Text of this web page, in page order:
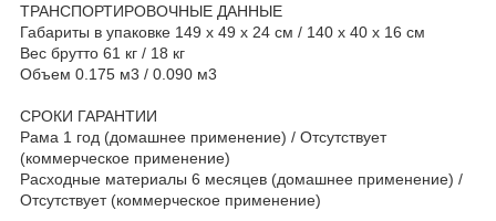
ТРАНСПОРТИРОВОЧНЫЕ ДАННЫЕ
Габариты в упаковке 149 х 49 х 24 см / 140 х 40 х 16 см
Вес брутто 61 кг / 18 кг
Объем 0.175 м3 / 0.090 м3
СРОКИ ГАРАНТИИ
Рама 1 год (домашнее применение) / Отсутствует
(коммерческое применение)
Расходные материалы 6 месяцев (домашнее применение) /
Отсутствует (коммерческое применение)